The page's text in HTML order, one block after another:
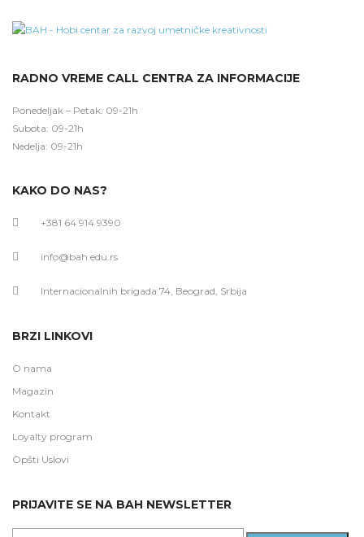
RADNO VREME CALL CENTRA ZA INFORMACIJE
Ponedeljak – Petak: 09-21h
Subota: 09-21h
Nedelja: 09-21h
KAKO DO NAS?
+381 64 914 9390
info@bah.edu.rs
Internacionalnih brigada 74, Beograd, Srbija
BRZI LINKOVI
O nama
Magazin
Kontakt
Loyalty program
Opšti Uslovi
PRIJAVITE SE NA BAH NEWSLETTER